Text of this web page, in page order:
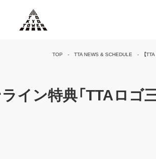
TOP TTA NEWS & SCHEDULE 【
イン特典「TTAロゴ